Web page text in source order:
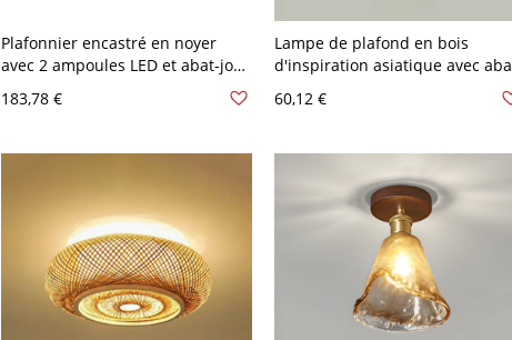
Plafonnier encastré en noyer
avec 2 ampoules LED et abat-jour
en acrylique blanc - 110 V-120 V
Rond 40,64 cm Naturel
183,78 €
Lampe de plafond en bois
d'inspiration asiatique avec
encastré, noyer, 110V-120V, 12"
60,12 €